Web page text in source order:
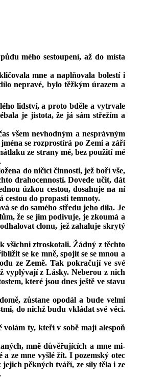
mého sestoupení, až do místa
mne a naplňovala bolestí i
nepravé, bylo těžkým úrazem a
lidství, a proto bděle a vytrvale
je jistota, že já sám střežím a
všem nevhodným a nesprávným
se rozprostírá po Zemi a září
ze strany mé, bez použití mé
do ničící činnosti, jež boří vše,
drahocenností. Dovede učit, dát
úzkou cestou, dosahuje na ní
cestou do propasti temnoty.
se do samého středu jeho díla. Je
že se jim podivuje, je zkoumá a
clonu, jež zahaluje skrytý
všichni ztroskotali. Žádný z těchto
se ke mně, spojit sese mnou a
ze Země. Tak pokračují ve své
vyplývají z Lásky. Neberou z nich
které jsou dnes ještě ve stavu
zůstane opodál a bude velmi
do nichž budu vkládat své věci.
volám ty, kteří v sobě mají alespoň
mně důvěřujících a mne mi­
ze mne vyšlé žít. I pozemský otec
pěkných tváří, ze síly těla i ze